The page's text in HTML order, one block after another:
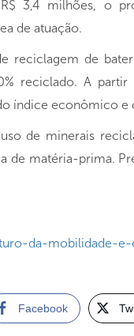
3,4 milhões, o
de atuação.
reciclagem de
reciclado. A
índice econômico e
de minerais
de matéria-prima.
da-mobilidade-
Facebook